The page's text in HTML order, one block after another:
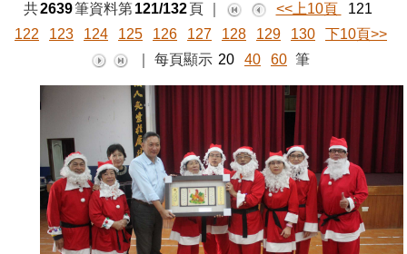
共2639筆資料第 121/132 頁 <<上10頁
121
122
123 124 125 126 127 128 129 130
下10頁>>
每頁顯示 20 40 60 筆